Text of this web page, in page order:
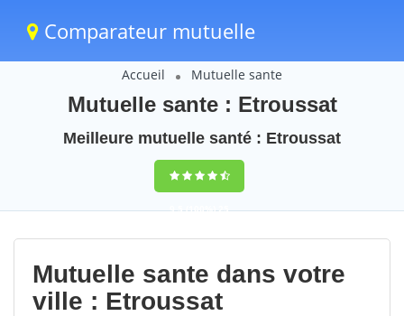
Comparateur mutuelle
Accueil Mutuelle sante
Mutuelle sante : Etroussat
Meilleure mutuelle santé : Etroussat
9,5(100%)25
votes
Mutuelle sante dans votre
ville : Etroussat